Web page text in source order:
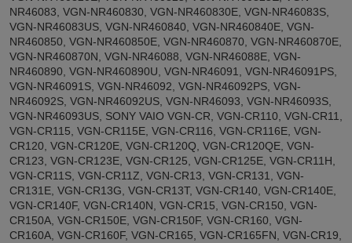
NR46083, VGN-NR460830, VGN-NR460830E, VGN-NR46083S,
VGN-NR46083US, VGN-NR460840, VGN-NR460840E, VGN-
NR460850, VGN-NR460850E, VGN-NR460870, VGN-NR460870E,
VGN-NR460870N, VGN-NR46088, VGN-NR46088E, VGN-
NR460890, VGN-NR460890U, VGN-NR46091, VGN-NR46091PS,
VGN-NR46091S, VGN-NR46092, VGN-NR46092PS, VGN-
NR46092S, VGN-NR46092US, VGN-NR46093, VGN-NR46093S,
VGN-NR46093US, SONY VAIO VGN-CR, VGN-CR110, VGN-CR11,
VGN-CR115, VGN-CR115E, VGN-CR116, VGN-CR116E, VGN-
CR120, VGN-CR120E, VGN-CR120Q, VGN-CR120QE, VGN-
CR123, VGN-CR123E, VGN-CR125, VGN-CR125E, VGN-CR11H,
VGN-CR11S, VGN-CR11Z, VGN-CR13, VGN-CR131, VGN-
CR131E, VGN-CR13G, VGN-CR13T, VGN-CR140, VGN-CR140E,
VGN-CR140F, VGN-CR140N, VGN-CR15, VGN-CR150, VGN-
CR150A, VGN-CR150E, VGN-CR150F, VGN-CR160, VGN-
CR160A, VGN-CR160F, VGN-CR165, VGN-CR165FN, VGN-CR19,